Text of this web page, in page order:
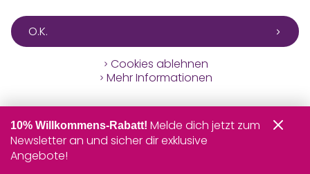
mit weitem
sind eng anliegende Unterhosen ohne
ein klassischer Slip. Sie besitzen kurze
Beinabschnitte und eine niedrige Bundhöhe.
VivanceStringszeichnen sich durch ihre knappe
Schnittform aus, bei der ein schmales Stoffband
Über uns
Alle Preise inkl. MwSt., zzgl.
O.K.
Cookies ablehnen
Mehr Informationen
10% Willkommens-Rabatt! Melde dich jetzt zum
Newsletter an und sicher dir exklusive
Angebote!